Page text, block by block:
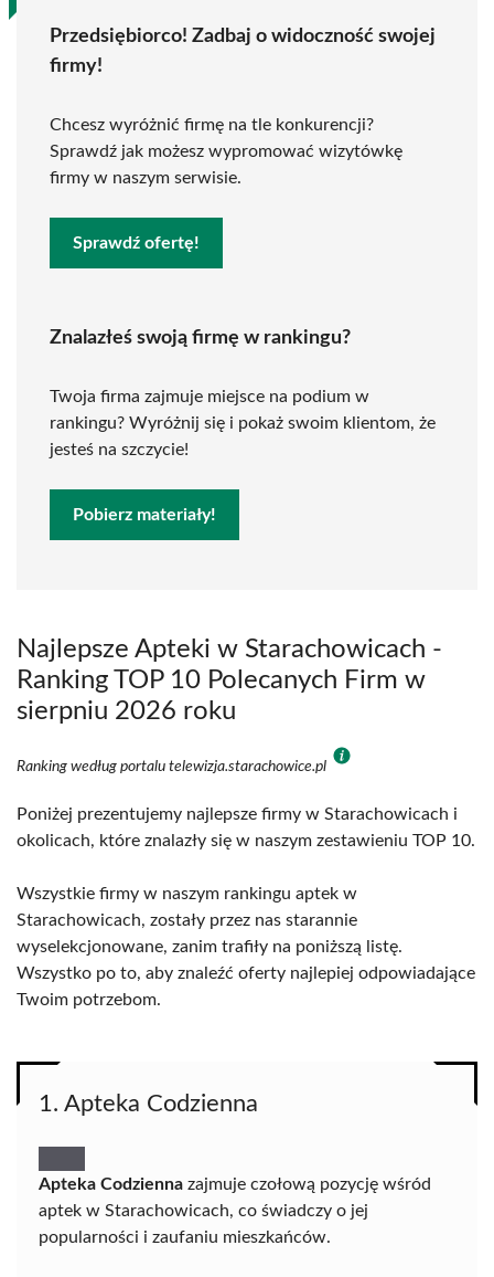
Przedsiębiorco! Zadbaj o widoczność swojej
firmy!
Chcesz wyróżnić firmę na tle konkurencji?
Sprawdź jak możesz wypromować wizytówkę
firmy w naszym serwisie.
Sprawdź ofertę!
Znalazłeś swoją firmę w rankingu?
Twoja firma zajmuje miejsce na podium w
rankingu? Wyróżnij się i pokaż swoim klientom, że
jesteś na szczycie!
Pobierz materiały!
Najlepsze Apteki w Starachowicach -
Ranking TOP 10 Polecanych Firm w
sierpniu 2026 roku
Ranking według portalu telewizja.starachowice.pl
Poniżej prezentujemy najlepsze firmy w Starachowicach i
okolicach, które znalazły się w naszym zestawieniu TOP 10.
Wszystkie firmy w naszym rankingu aptek w
Starachowicach, zostały przez nas starannie
wyselekcjonowane, zanim trafiły na poniższą listę.
Wszystko po to, aby znaleźć oferty najlepiej odpowiadające
Twoim potrzebom.
1. Apteka Codzienna
Apteka Codzienna zajmuje czołową pozycję wśród
aptek w Starachowicach, co świadczy o jej
popularności i zaufaniu mieszkańców.